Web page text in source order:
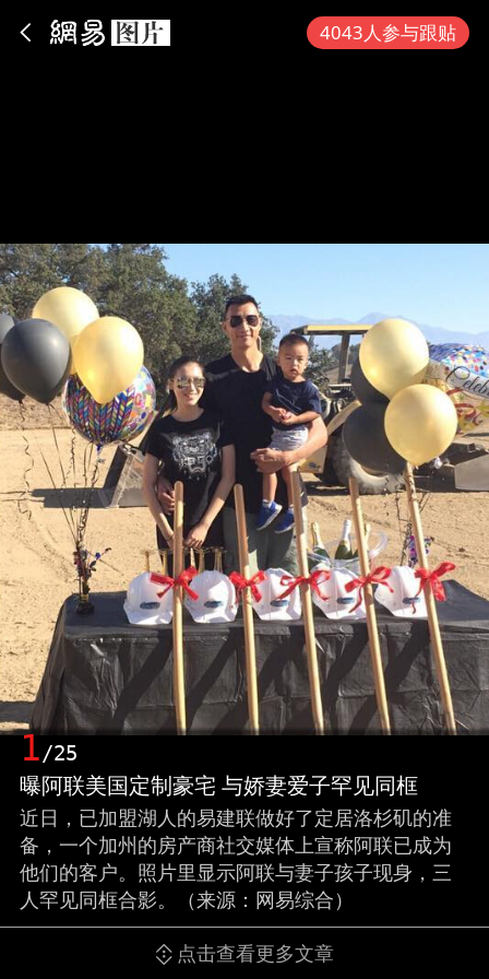
4043人参与跟贴
1/25
曝阿联美国定制豪宅 与娇妻爱子罕见同框
近日，已加盟湖人的易建联做好了定居洛杉矶的准
备，一个加州的房产商社交媒体上宣称阿联已成为
他们的客户。照片里显示阿联与妻子孩子现身，三
人罕见同框合影。（来源：网易综合）
点击查看更多文章